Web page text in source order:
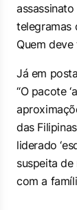
telegramas
Quem deve
Já em
“O pacote
das
liderado
suspeita
com a